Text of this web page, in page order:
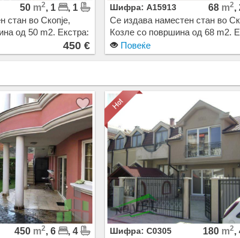
50 m2, 1
, 1
стан во Скопје,
од 50 m2. Екстра:
Лифт, Нова
450 EUR
450 €
Шифра: A15913 68 m2,
Се издава наместен стан во
Козле со површина од 68 m2.
Клима, Сопствено парно,
Зграда, Паркинг. Цена: 550
Повеќе
450 m2, 6
, 4
Шифра: C0305 180 m2,